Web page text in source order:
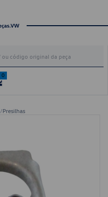
0
/Presilhas